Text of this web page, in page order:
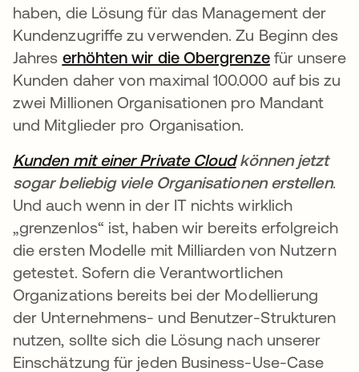
haben, die Lösung für das Management der
Kundenzugriffe zu verwenden. Zu Beginn des
Jahres erhöhten wir die Obergrenzewird in
für unsere
Kunden daher von maximal 100.000 auf bis zu
zwei Millionen Organisationen pro Mandant
und Mitglieder pro Organisation.
Kunden mit einer Private Cloudwird in einer
können jetzt
sogar beliebig viele Organisationen erstellen.
Und auch wenn in der IT nichts wirklich
„grenzenlos“ ist, haben wir bereits erfolgreich
die ersten Modelle mit Milliarden von Nutzern
getestet. Sofern die Verantwortlichen
Organizations bereits bei der Modellierung
der Unternehmens- und Benutzer-Strukturen
nutzen, sollte sich die Lösung nach unserer
Einschätzung für jeden Business-Use-Case